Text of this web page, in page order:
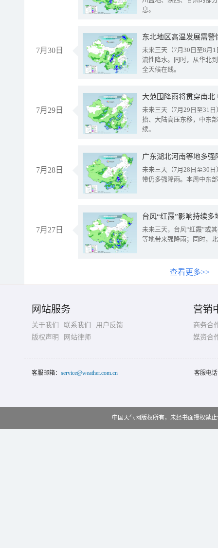
息。
7月30日
东北地区高温发展需
未来三天（7月30日至8月
流性降水。同时，从华北
全天候在线。
7月29日
大范围降雨将贯穿南
未来三天（7月29日至31
抬、大陆高压东移，中东
续。
7月28日
广东湖北河南等地多
未来三天（7月28日至30
带仍多强降雨。本周中东
7月27日
台风“红霞”影响持续
未来三天，台风“红霞”或
等地带来强降雨；同时，
查看更多>>
网站服务
关于我们 联系我们
用户反馈
版权声明
网站律师
营销
商务合
媒资合
客服邮箱： service@weather.com.cn 客服电
中国天气网版权所有，未经书面授权